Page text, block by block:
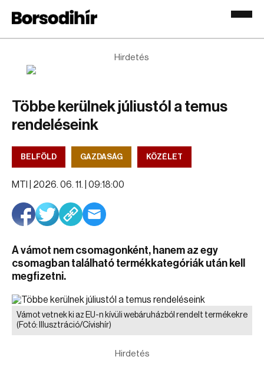
Hirdetés
Többe kerülnek júliustól a temus
rendeléseink
BELFÖLD GAZDASÁG KÖZÉLET
MTI | 2026. 06. 11. | 09:18:00
A vámot nem csomagonként, hanem az egy
csomagban található termékkategóriák után kell
megfizetni.
Vámot vetnek ki az EU-n kívüli webáruházból rendelt termékekre
(Fotó: Illusztráció/Cívishír)
Hirdetés